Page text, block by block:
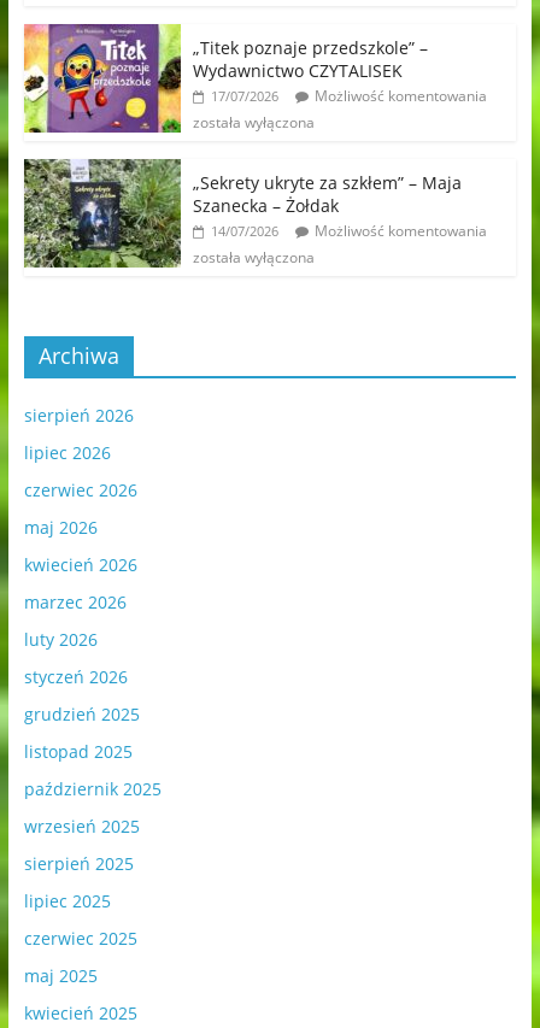
„Titek poznaje przedszkole” –
Wydawnictwo CZYTALISEK
17/07/2026
Możliwość komentowania
została wyłączona
„Sekrety ukryte za szkłem” – Maja
Szanecka – Żołdak
14/07/2026
Możliwość komentowania
została wyłączona
Archiwa
sierpień 2026
lipiec 2026
czerwiec 2026
maj 2026
kwiecień 2026
marzec 2026
luty 2026
styczeń 2026
grudzień 2025
listopad 2025
październik 2025
wrzesień 2025
sierpień 2025
lipiec 2025
czerwiec 2025
maj 2025
kwiecień 2025